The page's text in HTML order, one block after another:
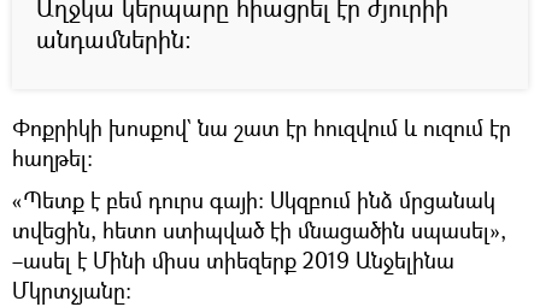
Աղջկա կերպարը հիացրել էր ժյուրիի
անդամներին։
Փոքրիկի խոսքով` նա շատ էր հուզվում և ուզում էր
հաղթել։
«Պետք է բեմ դուրս գայի։ Սկզբում ինձ մրցանակ
տվեցին, հետո ստիպված էի մնացածին սպասել»,
–ասել է Մինի միսս տիեզերք 2019 Անջելինա
Մկրտչյանը։